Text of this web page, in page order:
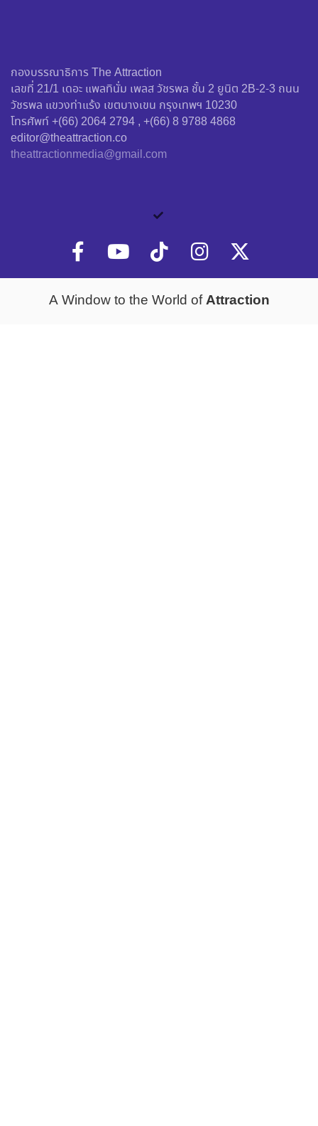
กองบรรณาธิการ The Attraction
เลขที่ 21/1 เดอะ แพลทินั่ม เพลส วัชรพล ชั้น 2 ยูนิต 2B-2-3 ถนน
วัชรพล แขวงท่าแร้ง เขตบางเขน กรุงเทพฯ 10230
โทรศัพท์ +(66) 2064 2794 , +(66) 8 9788 4868
editor@theattraction.co
theattractionmedia@gmail.com
A Window to the World ofAttraction